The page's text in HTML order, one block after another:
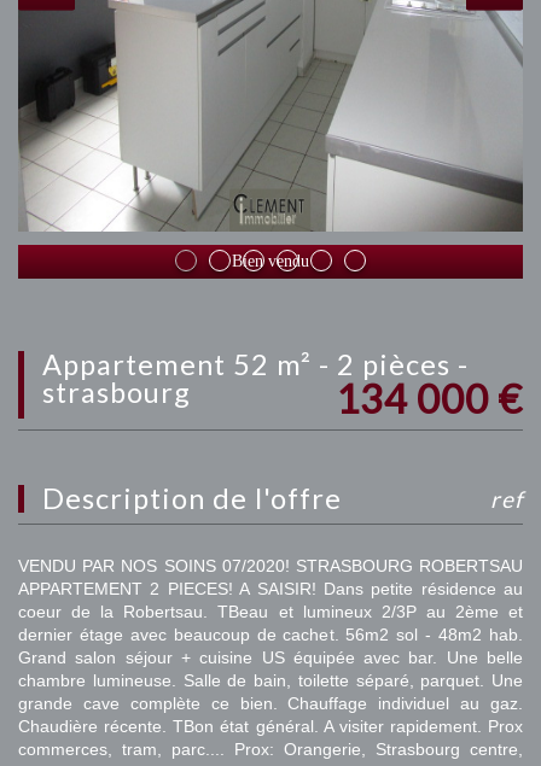
Bien vendu
appartement 52 m² - 2 pièces -
strasbourg
134 000 €
description de l'offre ref
VENDU PAR NOS SOINS 07/2020! STRASBOURG ROBERTSAU
APPARTEMENT 2 PIECES! A SAISIR! Dans petite résidence au
coeur de la Robertsau. TBeau et lumineux 2/3P au 2ème et
dernier étage avec beaucoup de cachet. 56m2 sol - 48m2 hab.
Grand salon séjour + cuisine US équipée avec bar. Une belle
chambre lumineuse. Salle de bain, toilette séparé, parquet. Une
grande cave complète ce bien. Chauffage individuel au gaz.
Chaudière récente. TBon état général. A visiter rapidement. Prox
commerces, tram, parc.... Prox: Orangerie, Strasbourg centre,